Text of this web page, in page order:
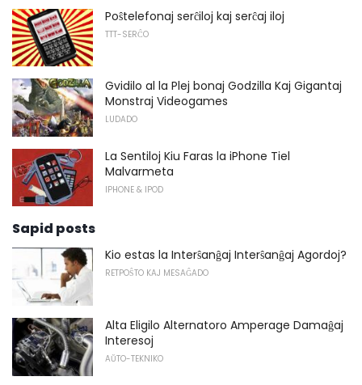
Poŝtelefonaj serĉiloj kaj serĉaj iloj
TTT-SERĈO
Gvidilo al la Plej bonaj Godzilla Kaj Gigantaj
Monstraj Videogames
LUDADO
La Sentiloj Kiu Faras la iPhone Tiel
Malvarmeta
IPHONE & IPOD
Sapid posts
Kio estas la Interŝanĝaj Interŝanĝaj Agordoj?
RETPOŜTO KAJ MESAĜADO
Alta Eligilo Alternatoro Amperage Damaĝaj
Interesoj
AŬTO-TEKNIKO